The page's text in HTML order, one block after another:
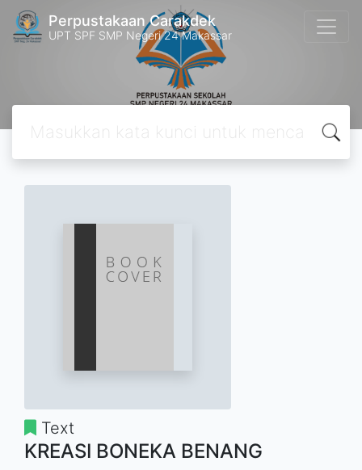
Perpustakaan Carakdek
UPT SPF SMP Negeri 24 Makassar
Text
KREASI BONEKA BENANG